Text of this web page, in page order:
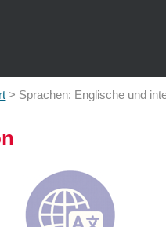
> Sprachen: Englische und